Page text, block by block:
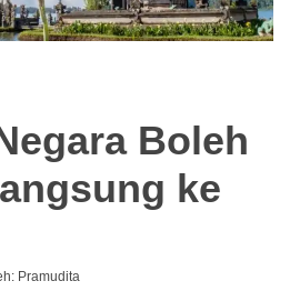
Boleh
ke
Pramudita